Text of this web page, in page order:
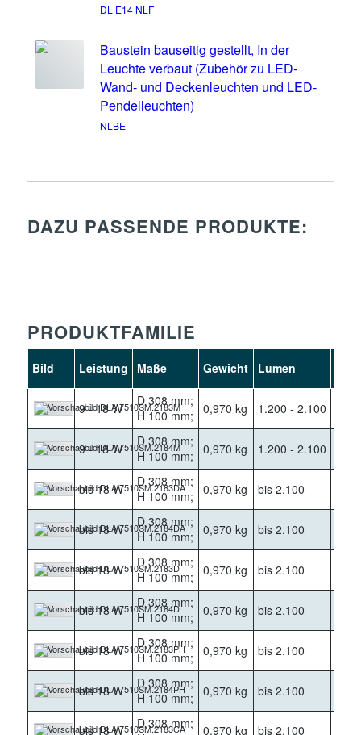
DL E14 NLF
Baustein bauseitig gestellt, In der
Leuchte verbaut (Zubehör zu LED-
Wand- und Deckenleuchten und LED-
Pendelleuchten)
NLBE
DAZU PASSENDE PRODUKTE:
PRODUKTFAMILIE
Bild Leistung Maße Gewicht Lumen
9 - 18 W
D 308 mm;
H 100 mm;
0,970 kg 1.200 - 2.100
9 - 18 W
D 308 mm;
H 100 mm;
0,970 kg 1.200 - 2.100
bis 18 W
D 308 mm;
H 100 mm;
0,970 kg bis 2.100
bis 18 W
D 308 mm;
H 100 mm;
0,970 kg bis 2.100
bis 18 W
D 308 mm;
H 100 mm;
0,970 kg bis 2.100
bis 18 W
D 308 mm;
H 100 mm;
0,970 kg bis 2.100
bis 18 W
D 308 mm;
H 100 mm;
0,970 kg bis 2.100
bis 18 W
D 308 mm;
H 100 mm;
0,970 kg bis 2.100
bis 18 W
D 308 mm;
0,970 kg bis 2.100